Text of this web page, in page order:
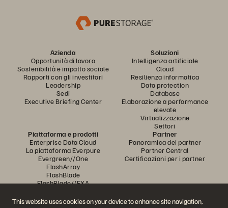
This website uses cookies on your device to enhance site navigation,
Azienda
Opportunità di lavoro
Sostenibilità e impatto sociale
Rapporti con gli investitori
Leadership
Sedi
Executive Briefing Center
Soluzioni
Intelligenza artificiale
Cloud
Resilienza informatica
Data protection
Database
Elaborazione a performance
elevate
Virtualizzazione
Settori
Piattaforma e prodotti
Enterprise Data Cloud
La piattaforma Everpure
Evergreen//One
FlashArray
FlashBlade
FlashBlade//EXA
Portworx
Partner
Panoramica dei partner
Partner Central
Certificazioni per i partner